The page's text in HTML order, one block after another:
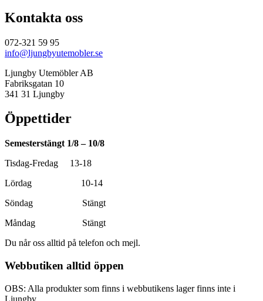
Kontakta oss
072-321 59 95
info@ljungbyutemobler.se
Ljungby Utemöbler AB
Fabriksgatan 10
341 31 Ljungby
Öppettider
Semesterstängt 1/8 – 10/8
Tisdag-Fredag 13-18
Lördag 10-14
Söndag Stängt
Måndag Stängt
Du når oss alltid på telefon och mejl.
Webbutiken alltid öppen
OBS: Alla produkter som finns i webbutikens lager finns inte i
Ljungby.